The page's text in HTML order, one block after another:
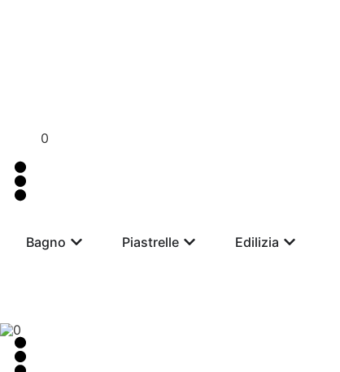
0
Bagno Piastrelle Edilizia
0